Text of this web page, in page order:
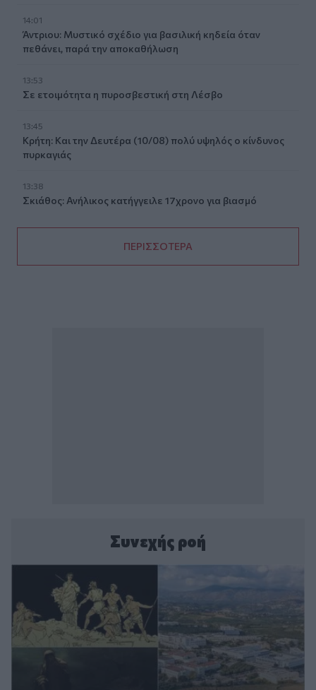
14:01
Άντριου: Μυστικό σχέδιο για βασιλική κηδεία όταν
πεθάνει, παρά την αποκαθήλωση
13:53
Σε ετοιμότητα η πυροσβεστική στη Λέσβο
13:45
Κρήτη: Και την Δευτέρα (10/08) πολύ υψηλός ο κίνδυνος
πυρκαγιάς
13:38
Σκιάθος: Ανήλικος κατήγγειλε 17χρονο για βιασμό
ΠΕΡΙΣΣΟΤΕΡΑ
Συνεχής ροή